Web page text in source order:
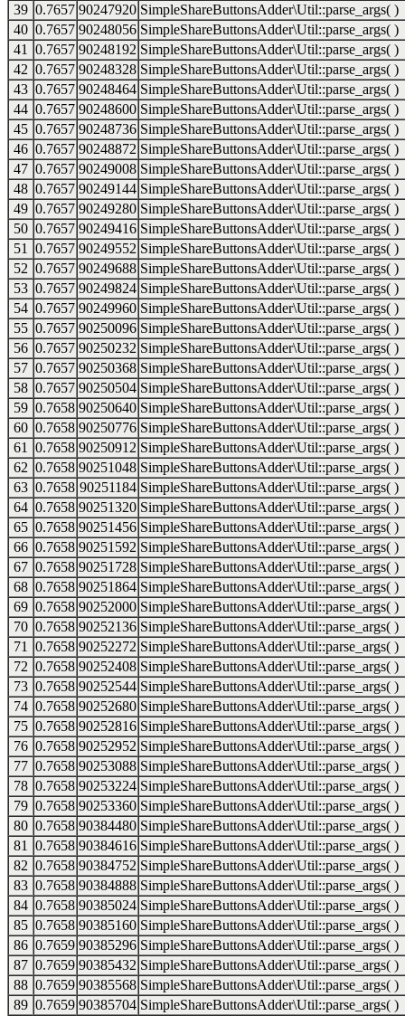
39 0.7657 90247920 SimpleShareButtonsAdder\Util::parse_args( )
40 0.7657 90248056 SimpleShareButtonsAdder\Util::parse_args( )
41
0.7657 90248192 SimpleShareButtonsAdder\Util::parse_args( )
42 0.7657 90248328 SimpleShareButtonsAdder\Util::parse_args( )
43 0.7657 90248464 SimpleShareButtonsAdder\Util::parse_args( )
44 0.7657 90248600 SimpleShareButtonsAdder\Util::parse_args( )
45 0.7657 90248736 SimpleShareButtonsAdder\Util::parse_args( )
46 0.7657 90248872 SimpleShareButtonsAdder\Util::parse_args( )
47 0.7657 90249008 SimpleShareButtonsAdder\Util::parse_args( )
48 0.7657 90249144 SimpleShareButtonsAdder\Util::parse_args( )
49 0.7657 90249280 SimpleShareButtonsAdder\Util::parse_args( )
50 0.7657 90249416 SimpleShareButtonsAdder\Util::parse_args( )
51
0.7657 90249552 SimpleShareButtonsAdder\Util::parse_args( )
52 0.7657 90249688 SimpleShareButtonsAdder\Util::parse_args( )
53 0.7657 90249824 SimpleShareButtonsAdder\Util::parse_args( )
54 0.7657 90249960 SimpleShareButtonsAdder\Util::parse_args( )
55 0.7657 90250096 SimpleShareButtonsAdder\Util::parse_args( )
56 0.7657 90250232 SimpleShareButtonsAdder\Util::parse_args( )
57 0.7657 90250368 SimpleShareButtonsAdder\Util::parse_args( )
58 0.7657 90250504 SimpleShareButtonsAdder\Util::parse_args( )
59 0.7658 90250640 SimpleShareButtonsAdder\Util::parse_args( )
60 0.7658 90250776 SimpleShareButtonsAdder\Util::parse_args( )
61
0.7658 90250912 SimpleShareButtonsAdder\Util::parse_args( )
62 0.7658 90251048 SimpleShareButtonsAdder\Util::parse_args( )
63 0.7658 90251184 SimpleShareButtonsAdder\Util::parse_args( )
64 0.7658 90251320 SimpleShareButtonsAdder\Util::parse_args( )
65 0.7658 90251456 SimpleShareButtonsAdder\Util::parse_args( )
66 0.7658 90251592 SimpleShareButtonsAdder\Util::parse_args( )
67 0.7658 90251728 SimpleShareButtonsAdder\Util::parse_args( )
68 0.7658 90251864 SimpleShareButtonsAdder\Util::parse_args( )
69 0.7658 90252000 SimpleShareButtonsAdder\Util::parse_args( )
70 0.7658 90252136 SimpleShareButtonsAdder\Util::parse_args( )
71
0.7658 90252272 SimpleShareButtonsAdder\Util::parse_args( )
72 0.7658 90252408 SimpleShareButtonsAdder\Util::parse_args( )
73 0.7658 90252544 SimpleShareButtonsAdder\Util::parse_args( )
74 0.7658 90252680 SimpleShareButtonsAdder\Util::parse_args( )
75 0.7658 90252816 SimpleShareButtonsAdder\Util::parse_args( )
76 0.7658 90252952 SimpleShareButtonsAdder\Util::parse_args( )
77 0.7658 90253088 SimpleShareButtonsAdder\Util::parse_args( )
78 0.7658 90253224 SimpleShareButtonsAdder\Util::parse_args( )
79 0.7658 90253360 SimpleShareButtonsAdder\Util::parse_args( )
80 0.7658 90384480 SimpleShareButtonsAdder\Util::parse_args( )
81
0.7658 90384616 SimpleShareButtonsAdder\Util::parse_args( )
82 0.7658 90384752 SimpleShareButtonsAdder\Util::parse_args( )
83 0.7658 90384888 SimpleShareButtonsAdder\Util::parse_args( )
84 0.7658 90385024 SimpleShareButtonsAdder\Util::parse_args( )
85 0.7658 90385160 SimpleShareButtonsAdder\Util::parse_args( )
86 0.7659 90385296 SimpleShareButtonsAdder\Util::parse_args( )
87 0.7659 90385432 SimpleShareButtonsAdder\Util::parse_args( )
88 0.7659 90385568 SimpleShareButtonsAdder\Util::parse_args( )
89 0.7659 90385704 SimpleShareButtonsAdder\Util::parse_args( )